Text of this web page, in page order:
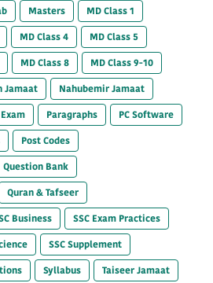
Masters
MD Class 1
MD Class 4
MD Class 5
MD Class 8
MD Class 9-10
Jamaat
Nahubemir Jamaat
Exam Paragraphs
PC Software
Post Codes
Question Bank
Quran & Tafseer
Business
SSC Exam Practices
SSC Supplement
Syllabus
Taiseer Jamaat